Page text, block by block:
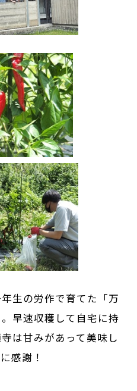
生の労作で育てた「万
早速収穫して自宅に持
は甘みがあって美味し
感謝！